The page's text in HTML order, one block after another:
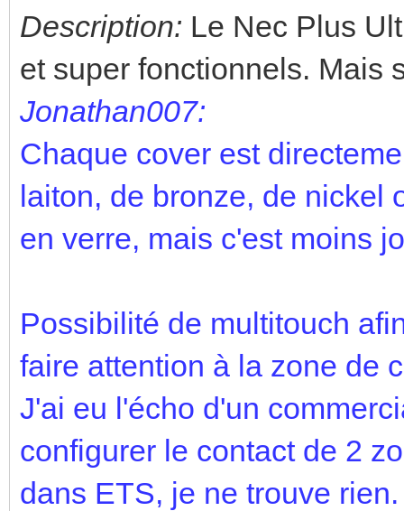
Description: Le Nec Plus
et super fonctionnels. Mais
Jonathan007:
Chaque cover est
laiton, de bronze, de nickel
en verre, mais c'est moins
Possibilité de multitouch
faire attention à la zone de
J'ai eu l'écho d'un
configurer le contact de 2
dans ETS, je ne trouve rien.